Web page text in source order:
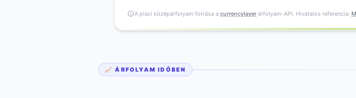
A piaci középárfolyam forrása a currencylayer árfolyam-API. Hivatalos referencia:
📈 ÁRFOLYAM IDŐBEN